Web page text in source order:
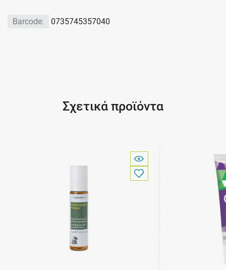
Barcode: 0735745357040
Σχετικά προϊόντα